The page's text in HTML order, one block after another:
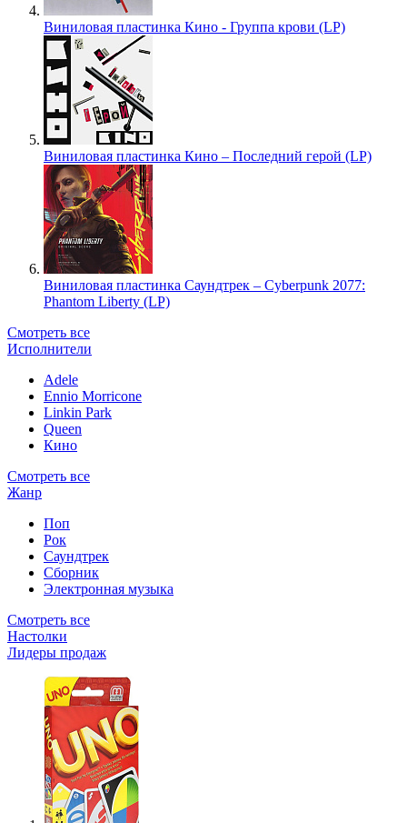
Виниловая пластинка Кино - Группа крови (LP)
Виниловая пластинка Кино – Последний герой (LP)
Виниловая пластинка Саундтрек – Cyberpunk 2077:
Phantom Liberty (LP)
Смотреть все
Исполнители
Adele
Ennio Morricone
Linkin Park
Queen
Кино
Смотреть все
Жанр
Поп
Рок
Саундтрек
Сборник
Электронная музыка
Смотреть все
Настолки
Лидеры продаж